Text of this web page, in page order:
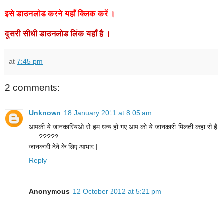
इसे डाउनलोड करने यहाँ क्लिक करें ।
दूसरी सीधी डाउनलोड लिंक यहाँ है।
at 7:45 pm
2 comments:
Unknown 18 January 2011 at 8:05 am
आपकी ये जानकारियओ से हम धन्य हो गए आप को ये जानकारी मिलती कहा से है
.....?????
जानकारी देने के लिए आभार |
Reply
Anonymous 12 October 2012 at 5:21 pm